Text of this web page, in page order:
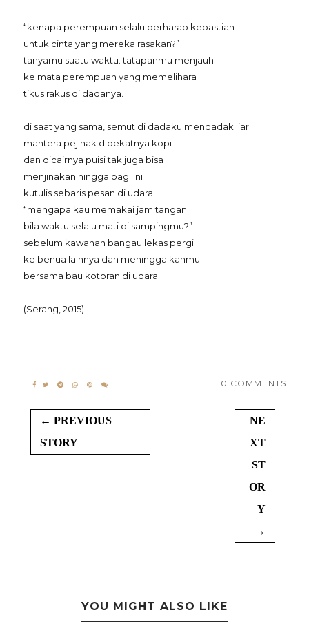
“kenapa perempuan selalu berharap kepastian
untuk cinta yang mereka rasakan?”
tanyamu suatu waktu. tatapanmu menjauh
ke mata perempuan yang memelihara
tikus rakus di dadanya.
di saat yang sama, semut di dadaku mendadak liar
mantera pejinak dipekatnya kopi
dan dicairnya puisi tak juga bisa
menjinakan hingga pagi ini
kutulis sebaris pesan di udara
“mengapa kau memakai jam tangan
bila waktu selalu mati di sampingmu?”
sebelum kawanan bangau lekas pergi
ke benua lainnya dan meninggalkanmu
bersama bau kotoran di udara
(Serang, 2015)
0 COMMENTS
← PREVIOUS
STORY
NE
XT
ST
OR
Y
→
YOU MIGHT ALSO LIKE